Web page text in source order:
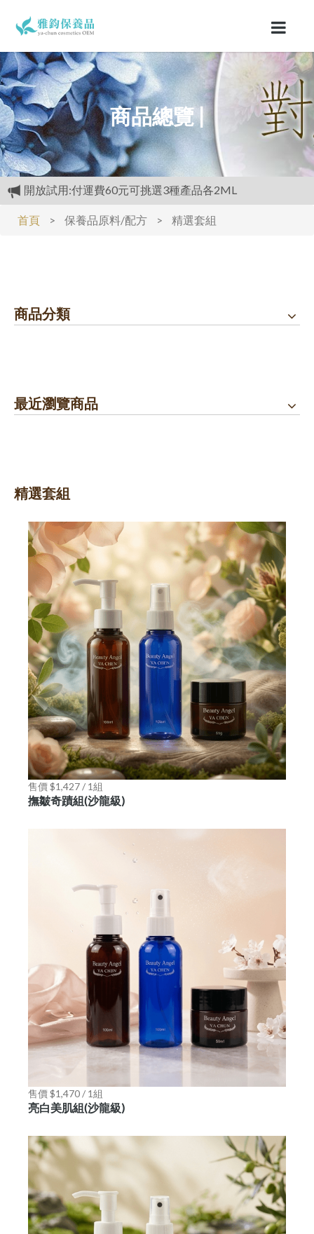
商品總覽 |
開放試用:付運費60元可挑選3種產品各2ML
滿3000元再送精美好禮
購物禮:送夏日涼感劑100cc.只能噴衣服.不要噴皮膚
首頁 > 保養品原料/配方 > 精選套組
商品分類
最近瀏覽商品
精選套組
售價 $1,427 / 1組
撫皺奇蹟組(沙龍級)
售價 $1,470 / 1組
亮白美肌組(沙龍級)